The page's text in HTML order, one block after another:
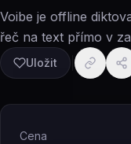
Voibe je offline
řeč na text přímo v
Uložit
Cena